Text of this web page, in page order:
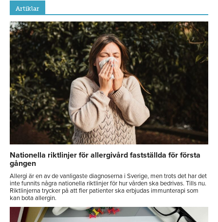
Artiklar
Nationella riktlinjer för allergivård fastställda för första
gången
Allergi är en av de vanligaste diagnoserna i Sverige, men trots det har det
inte funnits några nationella riktlinjer för hur vården ska bedrivas. Tills nu.
Riktlinjerna trycker på att fler patienter ska erbjudas immunterapi som
kan bota allergin.